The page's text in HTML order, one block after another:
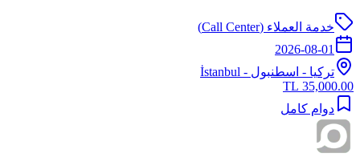
خدمة العملاء (Call Center)
2026-08-01
تركيا - اسطنبول - İstanbul
35,000.00 TL
دوام كامل